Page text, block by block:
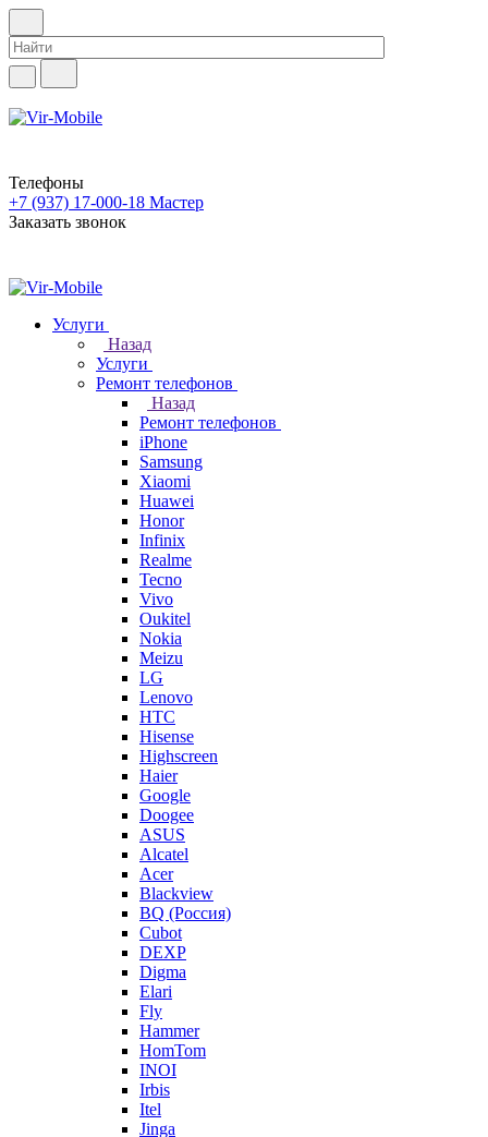
Телефоны
+7 (937) 17-000-18 Мастер
Заказать звонок
Услуги
Назад
Услуги
Ремонт телефонов
Назад
Ремонт телефонов
iPhone
Samsung
Xiaomi
Huawei
Honor
Infinix
Realme
Tecno
Vivo
Oukitel
Nokia
Meizu
LG
Lenovo
HTC
Hisense
Highscreen
Haier
Google
Doogee
ASUS
Alcatel
Acer
Blackview
BQ (Россия)
Cubot
DEXP
Digma
Elari
Fly
Hammer
HomTom
INOI
Irbis
Itel
Jinga